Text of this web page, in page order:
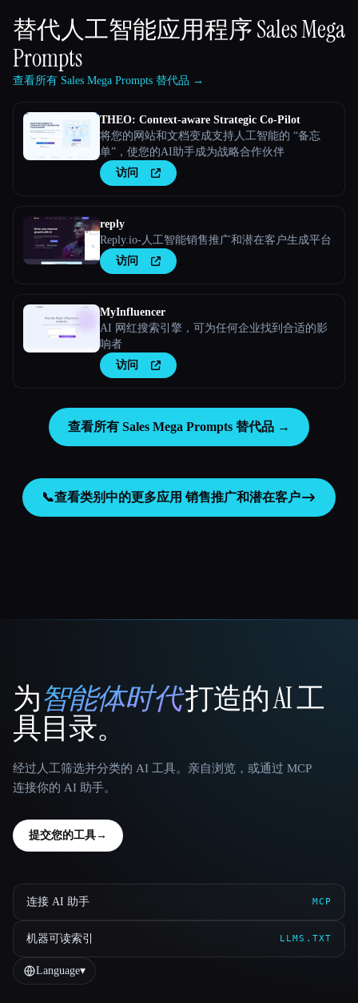
替代人工智能应用程序Sales Mega
Prompts
查看所有 Sales Mega Prompts 替代品 →
THEO: Context-aware Strategic Co-Pilot
将您的网站和文档变成支持人工智能的 “备忘
单”，使您的AI助手成为战略合作伙伴
访问
reply
Reply.io-人工智能销售推广和潜在客户生成平台
访问
MyInfluencer
AI 网红搜索引擎，可为任何企业找到合适的影
响者
访问
查看所有 Sales Mega Prompts 替代品 →
📞查看类别中的更多应用销售推广和潜在客户
That AI Collection
为智能体时代打造的 AI 工
具目录。
经过人工筛选并分类的 AI 工具。亲自浏览，或通过 MCP
连接你的 AI 助手。
提交您的工具→
连接 AI 助手 MCP
机器可读索引 LLMS.TXT
Language▾